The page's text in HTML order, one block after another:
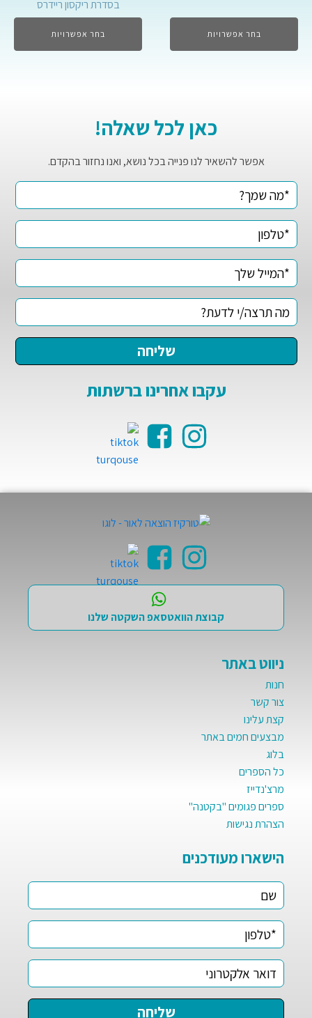
בחר אפשרויות
בסדרת ריקסון ריידרס
בחר אפשרויות
כאן לכל שאלה!
אפשר להשאיר לנו פנייה בכל נושא, ואנו נחזור בהקדם.
עקבו אחרינו ברשתות
קבוצת הוואטסאפ השקטה שלנו
ניווט באתר
חנות
צור קשר
קצת עלינו
מבצעים חמים באתר
בלוג
כל הספרים
מרצ'נדייז
ספרים פגומים "בקטנה"
הצהרת נגישות
הישארו מעודכנים